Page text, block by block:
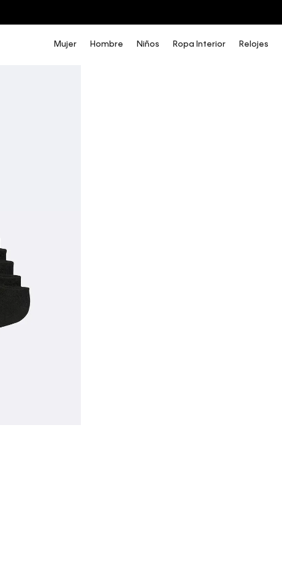
Mujer Hombre Niños Ropa Interior Relojes